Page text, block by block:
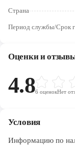
Череповец
Страна
Период службы/Срок
Оценки и
4.86 оценокНет
Условия
Информацию по